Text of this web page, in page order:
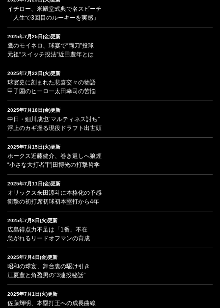
イチロー、米殿堂式典で名スピーチ
「人生で3回目のルーキーを実感」
2025年7月25日(金)更新
鷹のモイネロ、球宴で“両刀”投球
元祖“スイッチ投法”近田豊年とは
2025年7月22日(火)更新
球宴史に刻まれた悲喜交々の物語
甲子園のヒーロー太田幸司の苦悩
2025年7月18日(金)更新
中日・細川成也“マルティネス討ち”
浮上のカギ握る現役ドラフト出世頭
2025年7月15日(火)更新
ホークス近藤健介、巻き返しへ狼煙
“小さな大打者”門田博光の打撃哲学
2025年7月11日(金)更新
オリックス来田涼斗に本格化の予感
衝撃の初打席初球初本塁打から4年
2025年7月8日(火)更新
広島得点力不足は「1番」不在
急がれるリードオフマンの育成
2025年7月4日(金)更新
昭和の球宴、舞台裏の駆け引き
江夏豊と角盈男の“3連投秘話”
2025年7月1日(火)更新
佐藤輝明、本塁打王への成長曲線